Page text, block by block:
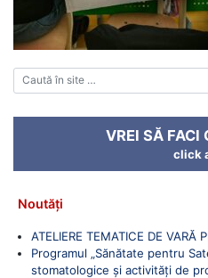
VREI SĂ FACI
click
Noutăți
ATELIERE TEMATICE DE VARĂ
Programul „Sănătate pentru
stomatologice și activități de